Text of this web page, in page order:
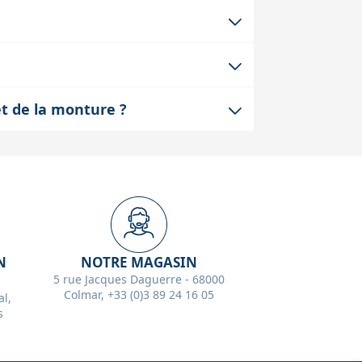
et points de fixation sont
vous semble complexe, nous
peut provoquer un flou ou un
de la monture ?
NOTRE MAGASIN
5 rue Jacques Daguerre - 68000
Colmar, +33 (0)3 89 24 16 05